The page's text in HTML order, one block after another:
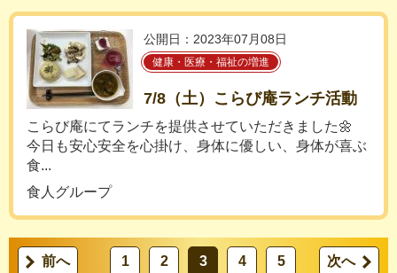
公開日：2023年07月08日
健康・医療・福祉の増進
7/8（土）こらび庵ランチ活動
こらび庵にてランチを提供させていただきました🌼
今日も安心安全を心掛け、身体に優しい、身体が喜ぶ
食...
食人グループ
前へ 1 2 3 4 5 次へ